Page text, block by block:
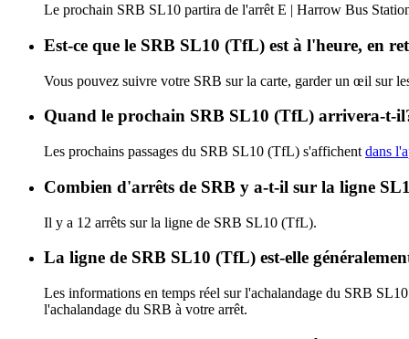
Le prochain SRB SL10 partira de l'arrêt E | Harrow Bus
Est-ce que le SRB SL10 (TfL) est à l'heure, en
Vous pouvez suivre votre SRB sur la carte, garder un œil sur
Quand le prochain SRB SL10 (TfL) arrivera-t-
Les prochains passages du SRB SL10 (TfL) s'affichent dans
Combien d'arrêts de SRB y a-t-il sur la ligne
Il y a 12 arrêts sur la ligne de SRB SL10 (TfL).
La ligne de SRB SL10 (TfL) est-elle
Les informations en temps réel sur l'achalandage du SRB
l'achalandage du SRB à votre arrêt.